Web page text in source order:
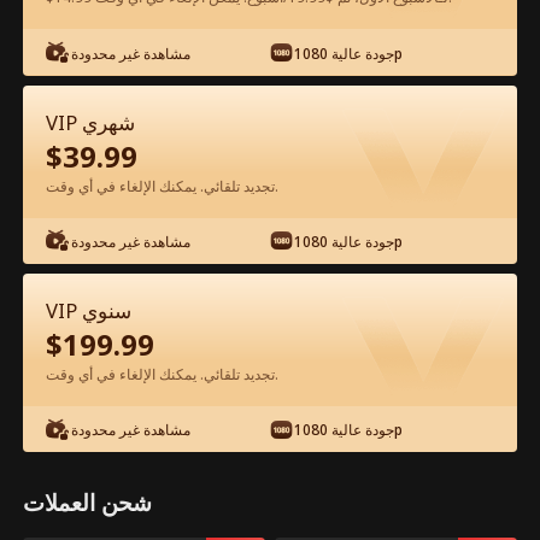
شاهد مجانًا في التطبيق
الحلقة 47 - الابن الضائع يعود كدوق الفيلم
كامل
0-49 50-64
45 46 47 48 49
مشاهدة غير محدودة جودة عالية 1080p
VIP شهري
$39.99
تجديد تلقائي. يمكنك الإلغاء في أي وقت.
مشاهدة غير محدودة جودة عالية 1080p
VIP سنوي
$199.99
تجديد تلقائي. يمكنك الإلغاء في أي وقت.
مشاهدة غير محدودة جودة عالية 1080p
شحن العملات